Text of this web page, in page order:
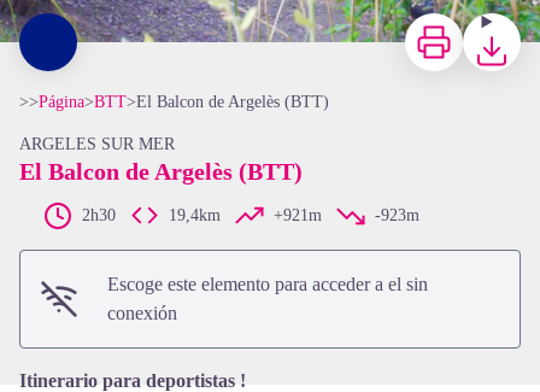
View picture in full screen
ImprimirBajar
>>Página>BTT>El Balcon de Argelès (BTT)
ARGELES SUR MER
El Balcon de Argelès (BTT)
2h30 19,4km +921m -923m
Escoge este elemento para acceder a el sin
conexión
Itinerario para deportistas !